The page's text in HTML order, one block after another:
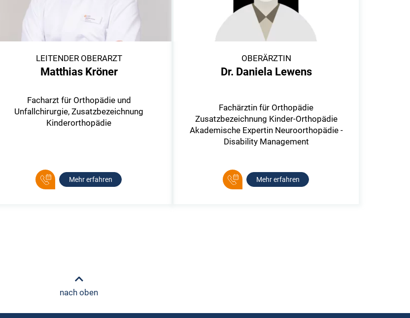
LEITENDER OBERARZT
Matthias Kröner
​​Facharzt für Orthopädie und
Unfallchirurgie, Zusatzbezeichnung
Kinderorthopädie
Mehr erfahren
OBERÄRZTIN
Dr. Daniela Lewens
Fachärztin für Orthopädie
Zusatzbezeichnung Kinder-Orthopädie
Akademische Expertin Neuroorthopädie -
Disability Management
Mehr erfahren
nach oben